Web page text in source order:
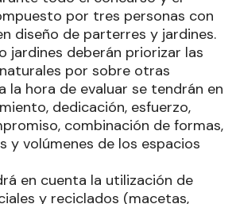
por tres personas con
diseño de parterres y jardines.
jardines deberán priorizar las
por sobre otras
la hora de evaluar se tendrán en
dedicación, esfuerzo,
combinación de formas,
y volúmenes de los espacios
en cuenta la utilización de
y reciclados (macetas,